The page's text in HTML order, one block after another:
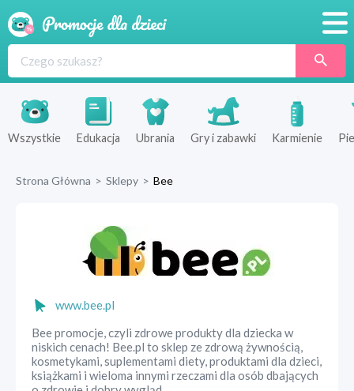
Produkty
Sklepy
Wszystkie Edukacja Ubrania Gry i zabawki Karmienie
Strona Główna > Sklepy > Bee
www.bee.pl
Bee promocje, czyli zdrowe produkty dla dziecka w
niskich cenach! Bee.pl to sklep ze zdrową żywnością,
kosmetykami, suplementami diety, produktami dla dzieci,
książkami i wieloma innymi rzeczami dla osób dbających